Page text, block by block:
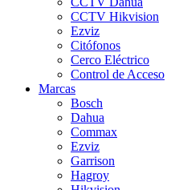
CCTV Hikvision
Ezviz
Citófonos
Cerco Eléctrico
Control de Acceso
Marcas
Bosch
Dahua
Commax
Ezviz
Garrison
Hagroy